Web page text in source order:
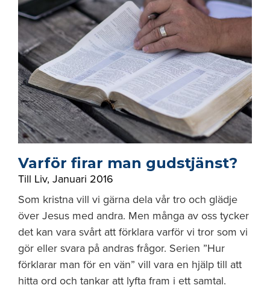
Varför firar man gudstjänst?
Till Liv, Januari 2016
Som kristna vill vi gärna dela vår tro och glädje
över Jesus med andra. Men många av oss tycker
det kan vara svårt att förklara varför vi tror som vi
gör eller svara på andras frågor. Serien ”Hur
förklarar man för en vän” vill vara en hjälp till att
hitta ord och tankar att lyfta fram i ett samtal.